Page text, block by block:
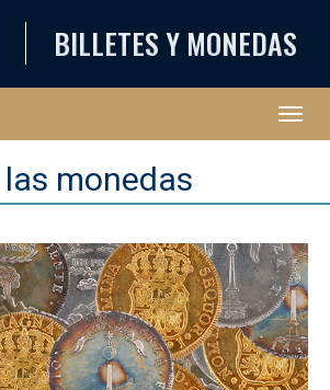
BILLETES Y MONEDAS
monedas